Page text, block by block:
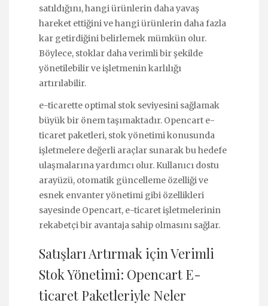
satıldığını, hangi ürünlerin daha yavaş
hareket ettiğini ve hangi ürünlerin daha fazla
kar getirdiğini belirlemek mümkün olur.
Böylece, stoklar daha verimli bir şekilde
yönetilebilir ve işletmenin karlılığı
artırılabilir.
e-ticarette optimal stok seviyesini sağlamak
büyük bir önem taşımaktadır. Opencart e-
ticaret paketleri, stok yönetimi konusunda
işletmelere değerli araçlar sunarak bu hedefe
ulaşmalarına yardımcı olur. Kullanıcı dostu
arayüzü, otomatik güncelleme özelliği ve
esnek envanter yönetimi gibi özellikleri
sayesinde Opencart, e-ticaret işletmelerinin
rekabetçi bir avantaja sahip olmasını sağlar.
Satışları Artırmak için Verimli
Stok Yönetimi: Opencart E-
ticaret Paketleriyle Neler